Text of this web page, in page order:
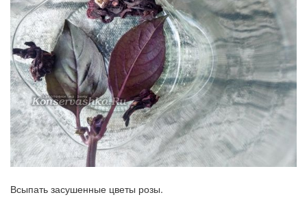
Всыпать засушенные цветы розы.